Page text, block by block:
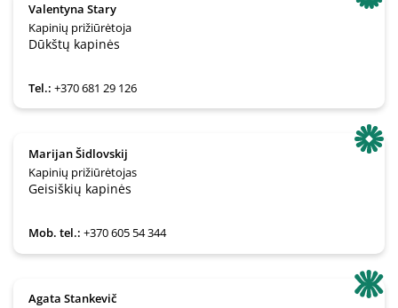
Valentyna Stary
Kapinių prižiūrėtoja
Dūkštų kapinės
Tel.:+370 681 29 126
Marijan Šidlovskij
Kapinių prižiūrėtojas
Geisiškių kapinės
Mob. tel.:+370 605 54 344
Agata Stankevič